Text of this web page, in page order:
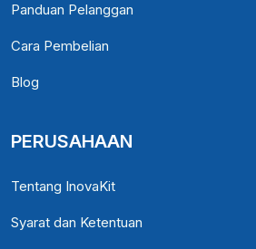
Panduan Pelanggan
Cara Pembelian
Blog
PERUSAHAAN
Tentang InovaKit
Syarat dan Ketentuan